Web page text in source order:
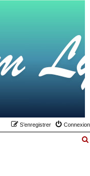
Connexion
S’enregistrer